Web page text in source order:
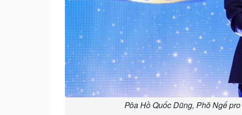
Pôa Hồ Quốc Dũng, Phŏ Ngế